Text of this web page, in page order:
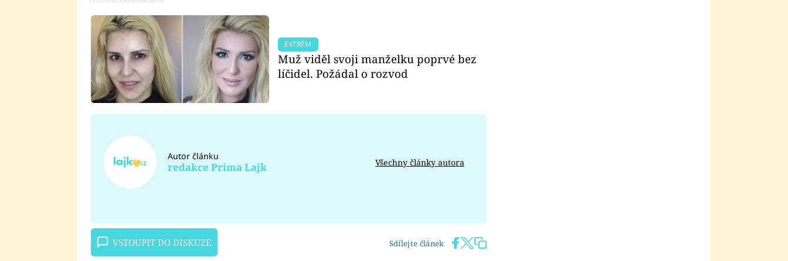
EXTRÉM
Muž viděl svoji manželku poprvé bez
líčidel. Požádal o rozvod
Autor článku
redakce Prima Lajk Všechny články autora
VSTOUPIT DO DISKUZE Sdílejte článek